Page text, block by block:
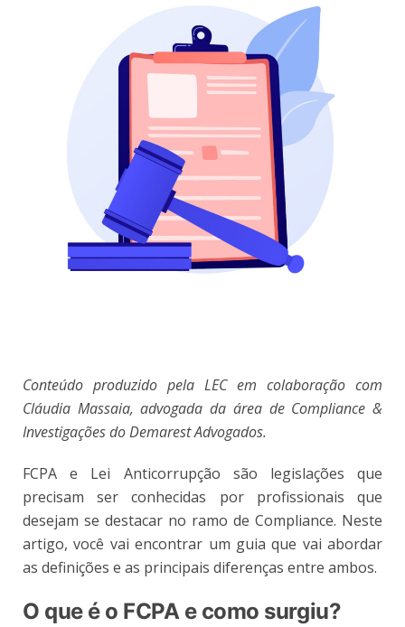
Conteúdo produzido pela LEC em colaboração com
Cláudia Massaia, advogada da área de Compliance &
Investigações do Demarest Advogados.
FCPA e Lei Anticorrupção são legislações que
precisam ser conhecidas por profissionais que
desejam se destacar no ramo de Compliance. Neste
artigo, você vai encontrar um guia que vai abordar
as definições e as principais diferenças entre ambos.
O que é o FCPA e como surgiu?